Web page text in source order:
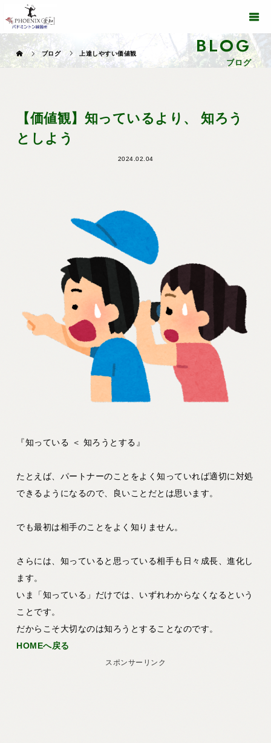
BLOG
ブログ
ブログ 上達しやすい価値観
【価値観】知っているより、 知ろう
としよう
2024.02.04
『知っている ＜ 知ろうとする』
たとえば、パートナーのことをよく知っていれば適切に対処
できるようになるので、良いことだとは思います。
でも最初は相手のことをよく知りません。
さらには、知っていると思っている相手も日々成長、進化し
ます。
いま「知っている」だけでは、いずれわからなくなるという
ことです。
だからこそ大切なのは知ろうとすることなのです。
HOMEへ戻る
スポンサーリンク